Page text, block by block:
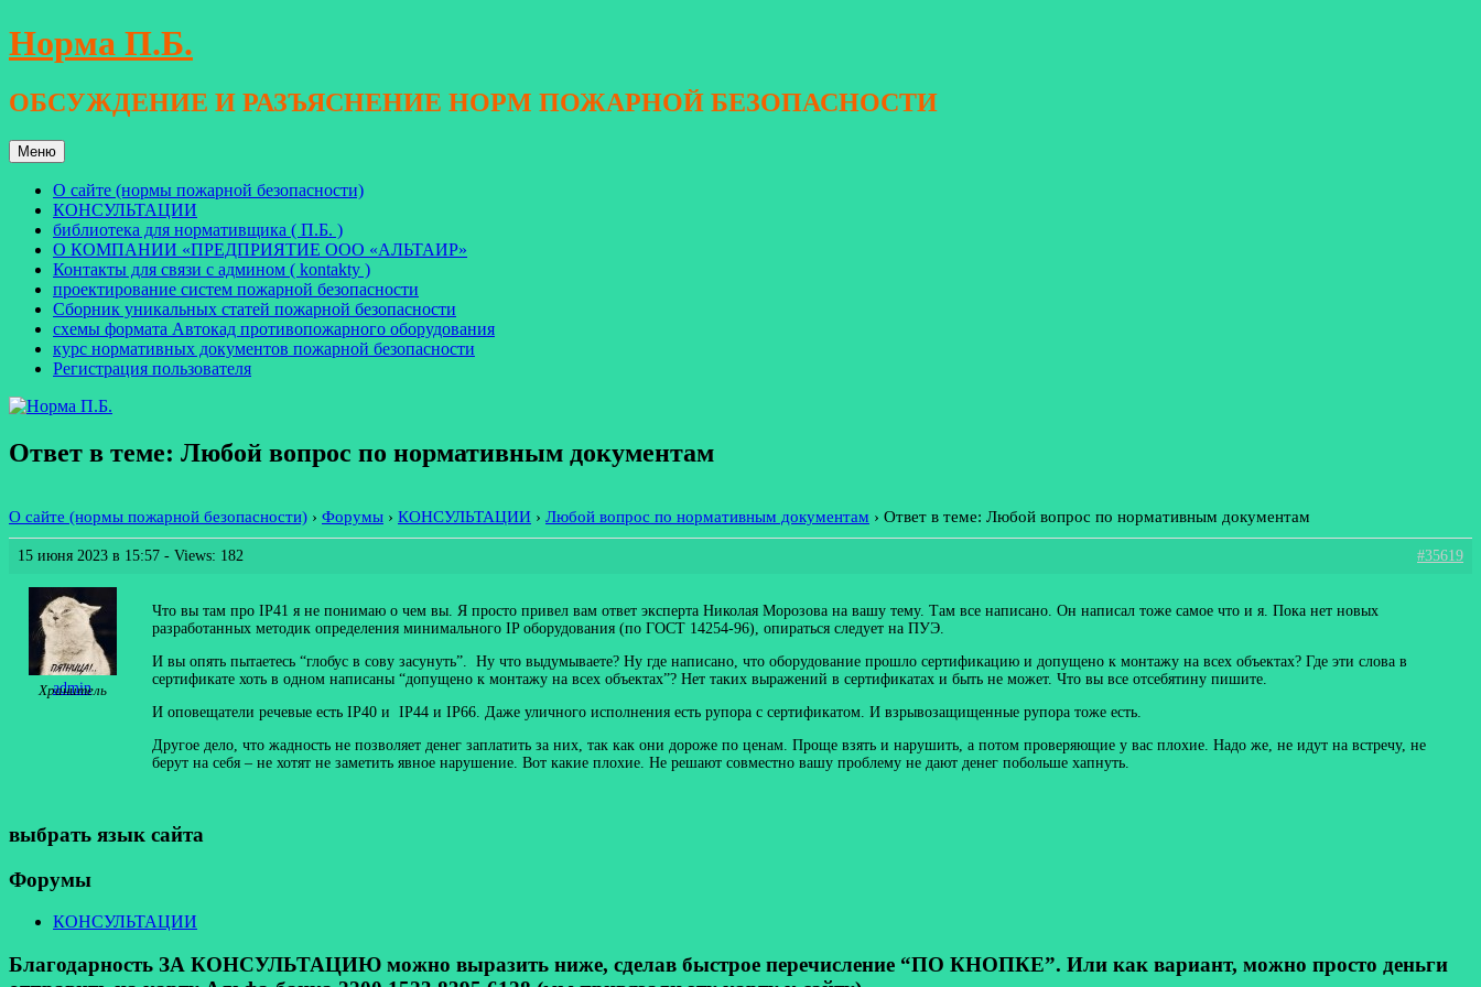
Перейти
к
Норма П.Б.
ОБСУЖДЕНИЕ И РАЗЪЯСНЕНИЕ НОРМ ПОЖАРНОЙ БЕЗОПАСНОСТИ
Меню
О сайте (нормы пожарной безопасности)
КОНСУЛЬТАЦИИ
библиотека для нормативщика ( П.Б. )
О КОМПАНИИ «ПРЕДПРИЯТИЕ ООО «АЛЬТАИР»
Контакты для связи с админом ( kontakty )
проектирование систем пожарной безопасности
Сборник уникальных статей пожарной безопасности
схемы формата Автокад противопожарного оборудования
курс нормативных документов пожарной безопасности
Регистрация пользователя
Ответ в теме: Любой вопрос по нормативным документам
О сайте (нормы пожарной безопасности) › Форумы › КОНСУЛЬТАЦИИ › Любой вопрос по нормативным документам › Ответ в теме: Любой вопрос по нормативным документам
15 июня 2023 в 15:57 - Views: 182 #35619
admin
Хранитель
Что вы там про IP41 я не понимаю о чем вы. Я просто привел вам ответ эксперта Николая Морозова на вашу тему. Там все написано. Он написал тоже самое что и я. Пока нет новых
разработанных методик определения минимального IP оборудования (по ГОСТ 14254-96), опираться следует на ПУЭ.
И вы опять пытаетесь “глобус в сову засунуть”. Ну что выдумываете? Ну где написано, что оборудование прошло сертификацию и допущено к монтажу на всех объектах? Где эти слова в
сертификате хоть в одном написаны “допущено к монтажу на всех объектах”? Нет таких выражений в сертификатах и быть не может. Что вы все отсебятину пишите.
И оповещатели речевые есть IP40 и IP44 и IP66. Даже уличного исполнения есть рупора с сертификатом. И взрывозащищенные рупора тоже есть.
Другое дело, что жадность не позволяет денег заплатить за них, так как они дороже по ценам. Проще взять и нарушить, а потом проверяющие у вас плохие. Надо же, не идут на встречу, не
берут на себя – не хотят не заметить явное нарушение. Вот какие плохие. Не решают совместно вашу проблему не дают денег побольше хапнуть.
выбрать язык сайта
Форумы
КОНСУЛЬТАЦИИ
Благодарность ЗА КОНСУЛЬТАЦИЮ можно выразить ниже, сделав быстрое перечисление “ПО КНОПКЕ”. Или как вариант, можно просто деньги